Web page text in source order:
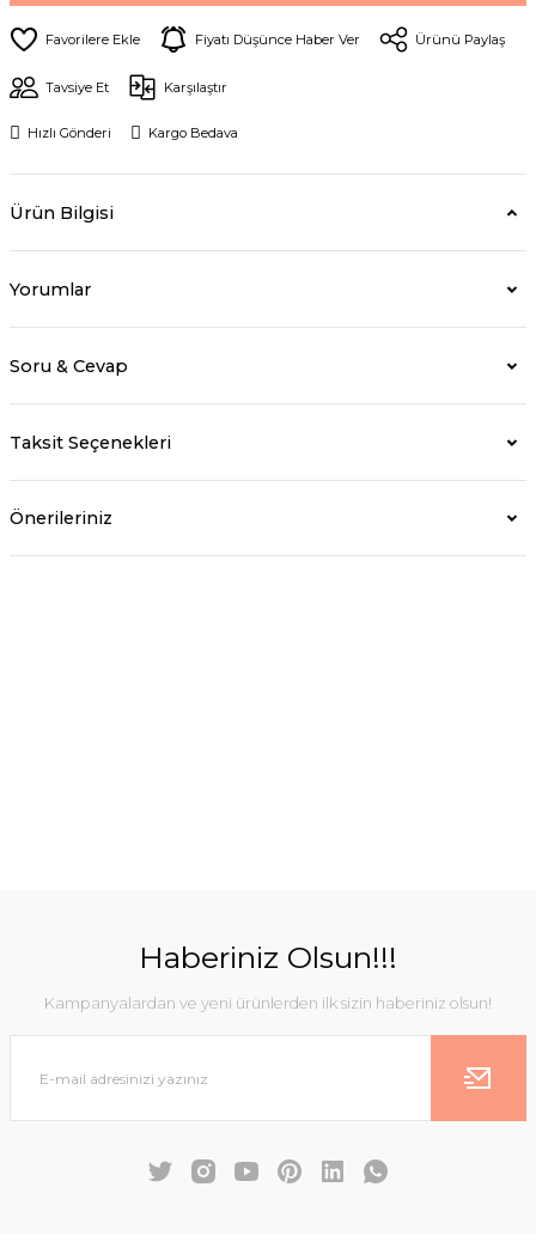
Fiyatı Düşünce Haber Ver Ürünü Paylaş
Tavsiye Et Karşılaştır
Hızlı Gönderi Kargo Bedava
Ürün Bilgisi
Yorumlar
Soru & Cevap
Taksit Seçenekleri
Önerileriniz
Haberiniz Olsun!!!
Kampanyalardan ve yeni ürünlerden ilk sizin haberiniz olsun!